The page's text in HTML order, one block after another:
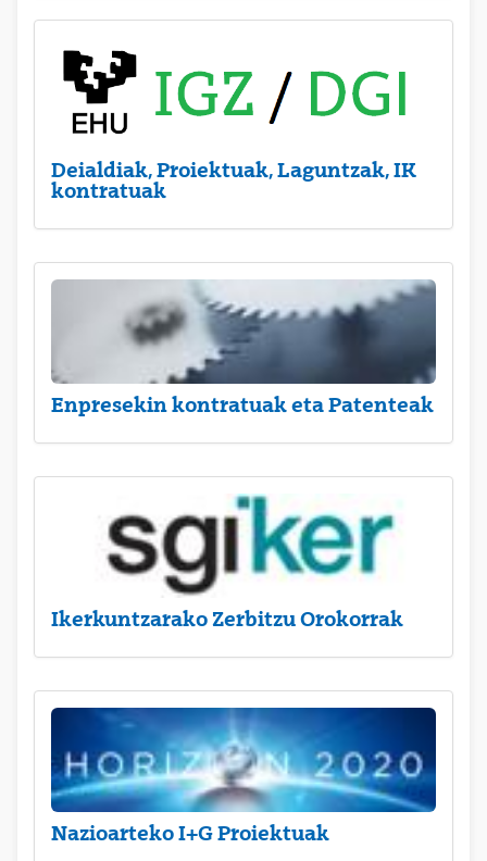
Deialdiak, Proiektuak, Laguntzak, IK
kontratuak
Enpresekin kontratuak eta Patenteak
Ikerkuntzarako Zerbitzu Orokorrak
Nazioarteko I+G Proiektuak